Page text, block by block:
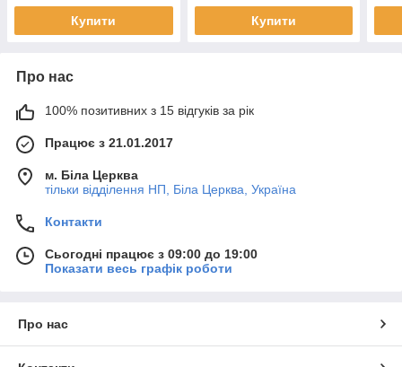
Купити Купити
Про нас
100% позитивних з 15 відгуків за рік
Працює з 21.01.2017
м. Біла Церква
тільки відділення НП, Біла Церква, Україна
Контакти
Сьогодні працює з 09:00 до 19:00
Показати весь графік роботи
Про нас